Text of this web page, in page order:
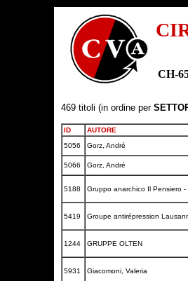
CH-
469 titoli (in ordine per
ID AUTORE
5056
Gorz, André
5066
Gorz, André
5188 Gruppo anarchico Il Pensiero -
5419 Groupe antirépression
1244 GRUPPE OLTEN
5931 Giacomoni, Valeria